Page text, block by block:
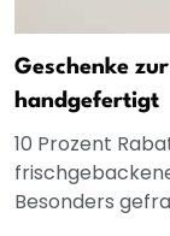
Geschenke
handgefertigt
10 Prozent
Besonders